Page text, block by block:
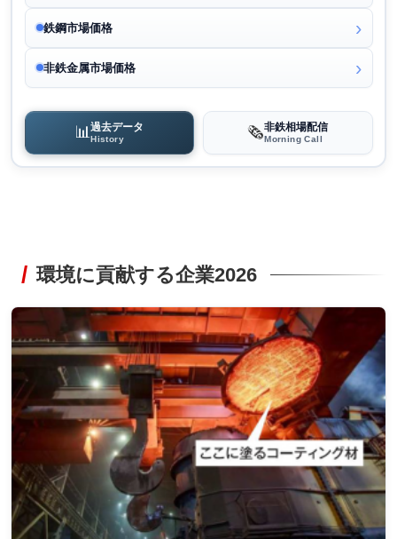
鉄鋼市場価格
非鉄金属市場価格
📊過去データ
History 🗞️非鉄相場配信
Morning Call
環境に貢献する企業2026